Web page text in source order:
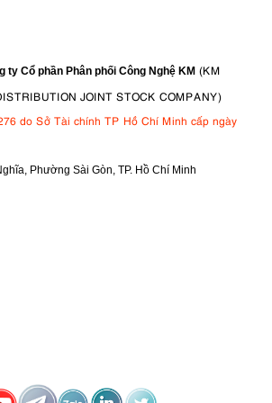
khả năng ghi hình ổn định và mượt mà hơn
các thiết bị hỗ trợ bên ngoài.
R6V vẫn sở hữu khả năng chụp ảnh tốc độ
ty Cổ phần Phân phối Công Nghệ KM (KM
JOINT STOCK COMPANY)
do Sở Tài chính TP Hồ Chí Minh cấp ngày
Phường Sài Gòn, TP. Hồ Chí Minh